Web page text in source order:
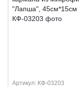
Артикул: КФ-03203